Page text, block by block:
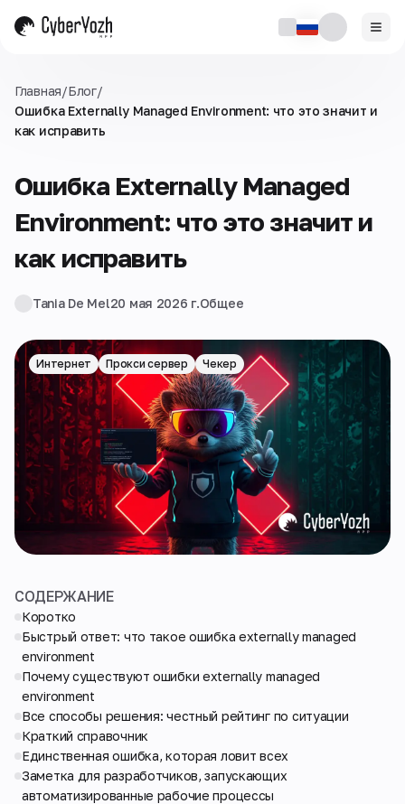
Главная/Блог/
Ошибка Externally Managed Environment: что это значит и
как исправить
Ошибка Externally Managed
Environment: что это значит и
как исправить
Tania De Mel20 мая 2026 г.Общее
Интернет Прокси сервер Чекер
СОДЕРЖАНИЕ
Коротко
Быстрый ответ: что такое ошибка externally managed
environment
Почему существуют ошибки externally managed
environment
Все способы решения: честный рейтинг по ситуации
Краткий справочник
Единственная ошибка, которая ловит всех
Заметка для разработчиков, запускающих
автоматизированные рабочие процессы